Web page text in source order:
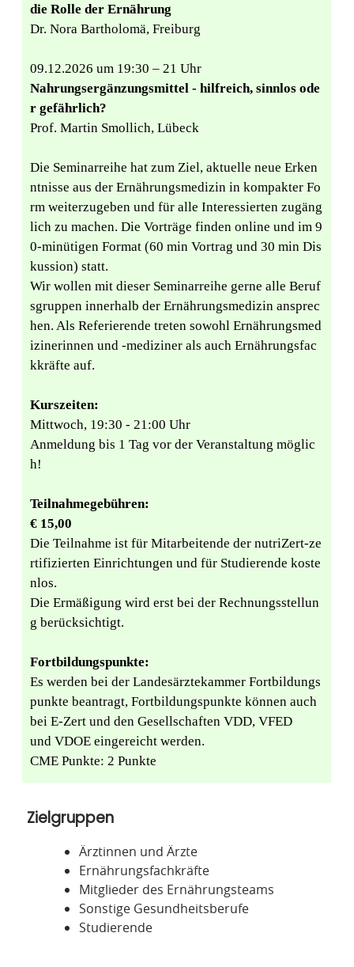
die Rolle der Ernährung
Dr. Nora Bartholomä, Freiburg
09.12.2026 um 19:30 – 21 Uhr
Nahrungsergänzungsmittel - hilfreich, sinnlos ode
r gefährlich?
Prof. Martin Smollich, Lübeck
Die Seminarreihe hat zum Ziel, aktuelle neue Erken
ntnisse aus der Ernährungsmedizin in kompakter Fo
rm weiterzugeben und für alle Interessierten zugäng
lich zu machen. Die Vorträge finden online und im 9
0-minütigen Format (60 min Vortrag und 30 min Dis
kussion) statt.
Wir wollen mit dieser Seminarreihe gerne alle Beruf
sgruppen innerhalb der Ernährungsmedizin ansprec
hen. Als Referierende treten sowohl Ernährungsmed
izinerinnen und -mediziner als auch Ernährungsfac
kkräfte auf.
Kurszeiten:
Mittwoch, 19:30 - 21:00 Uhr
Anmeldung bis 1 Tag vor der Veranstaltung möglic
h!
Teilnahmegebühren:
€ 15,00
Die Teilnahme ist für Mitarbeitende der nutriZert-ze
rtifizierten Einrichtungen und für Studierende koste
nlos.
Die Ermäßigung wird erst bei der Rechnungsstellun
g berücksichtigt.
Fortbildungspunkte:
Es werden bei der Landesärztekammer Fortbildungs
punkte beantragt, Fortbildungspunkte können auch
bei E-Zert und den Gesellschaften VDD, VFED
und VDOE eingereicht werden.
CME Punkte: 2 Punkte
Zielgruppen
Ärztinnen und Ärzte
Ernährungsfachkräfte
Mitglieder des Ernährungsteams
Sonstige Gesundheitsberufe
Studierende